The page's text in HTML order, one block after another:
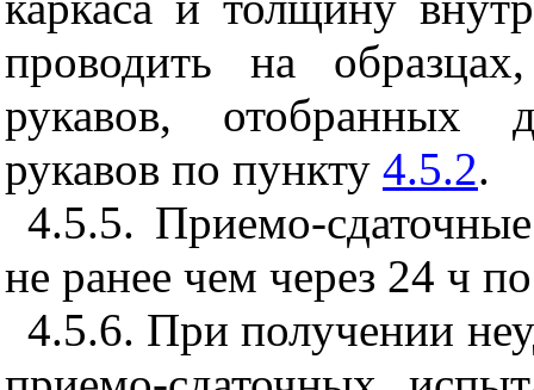
проводить на
рукавов, отобранных
рукавов по пункту 4.5.2.
4.5.5. Приемо-
не ранее чем через 24 ч
4.5.6. При получении